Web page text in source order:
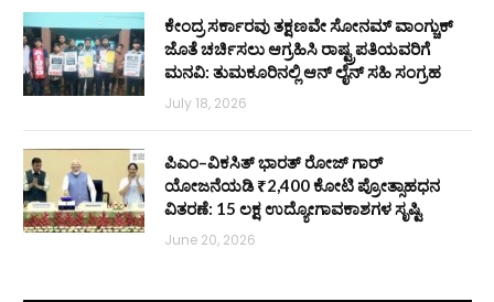
ಕೇಂದ್ರ ಸರ್ಕಾರವು ತಕ್ಷಣವೇ ಸೋನಮ್ ವಾಂಗ್ಚುಕ್
ಜೊತೆ ಚರ್ಚಿಸಲು ಆಗ್ರಹಿಸಿ ರಾಷ್ಟ್ರಪತಿಯವರಿಗೆ
ಮನವಿ: ತುಮಕೂರಿನಲ್ಲಿ ಆನ್‌ ಲೈನ್ ಸಹಿ ಸಂಗ್ರಹ
July 18, 2026
ಪಿಎಂ–ವಿಕಸಿತ್ ಭಾರತ್ ರೋಜ್‌ ಗಾರ್
ಯೋಜನೆಯಡಿ ₹2,400 ಕೋಟಿ ಪ್ರೋತ್ಸಾಹಧನ
ವಿತರಣೆ: 15 ಲಕ್ಷ ಉದ್ಯೋಗಾವಕಾಶಗಳ ಸೃಷ್ಟಿ
June 20, 2026